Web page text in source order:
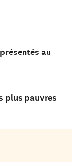
au
plus pauvres